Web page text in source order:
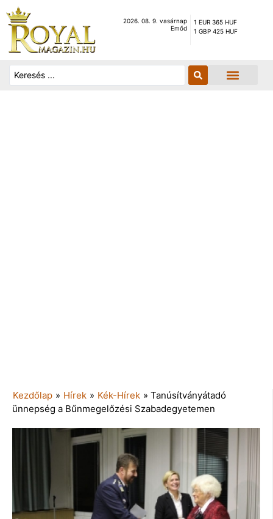
2026. 08. 9. vasárnap
Emőd
1 EUR 365 HUF
1 GBP 425 HUF
Kezdőlap » Hírek » Kék-Hírek » Tanúsítványátadó
ünnepség a Bűnmegelőzési Szabadegyetemen